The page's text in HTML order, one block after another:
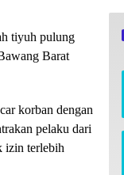
tiyuh pulung
Barat
korban dengan
pelaku dari
izin terlebih